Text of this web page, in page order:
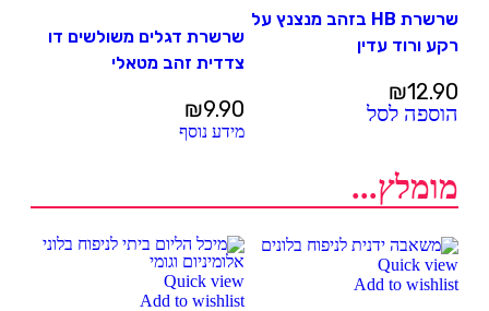
שרשרת HB בזהב מנצנץ על
רקע ורוד עדין
₪12.90
הוספה לסל
שרשרת דגלים משולשים דו
צדדית זהב מטאלי
₪9.90
מידע נוסף
מומלץ...
Quick view
Add to wishlist
Quick view
Add to wishlist